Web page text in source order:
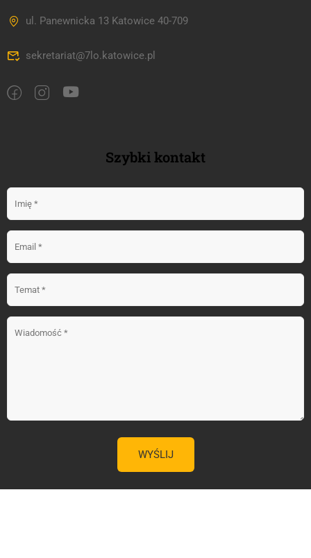
ul. Panewnicka 13 Katowice 40-709
sekretariat@7lo.katowice.pl
Szybki kontakt